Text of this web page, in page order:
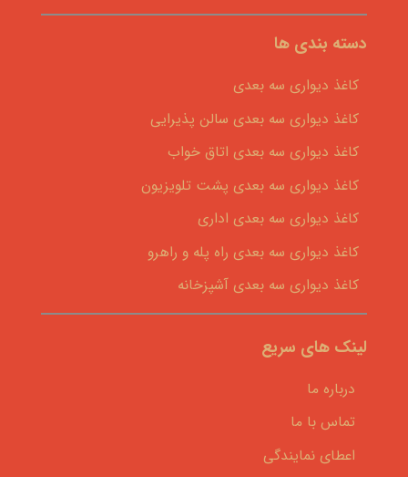
دسته بندی ها
کاغذ دیواری سه بعدی
کاغذ دیواری سه بعدی سالن پذیرایی
کاغذ دیواری سه بعدی اتاق خواب
کاغذ دیواری سه بعدی پشت تلویزیون
کاغذ دیواری سه بعدی اداری
کاغذ دیواری سه بعدی راه پله و راهرو
کاغذ دیواری سه بعدی آشپزخانه
لینک های سریع
درباره ما
تماس با ما
اعطای نمایندگی